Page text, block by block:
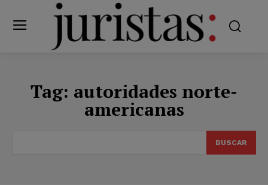
Tag: autoridades norte-
americanas
BUSCAR